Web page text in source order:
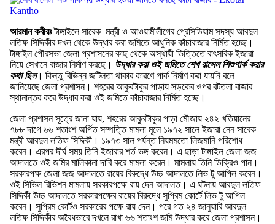
আরমান কবীরঃটাঙ্গাইলে সাবেক মন্ত্রী ও আওয়ামীলীগের প্রেসিডিয়াম সদস্য আবদুল
লতিফ সিদ্দিকীর দখল থেকে উদ্ধার করা জমিতে আধুনিক কাঁচাবাজার নির্মিত হচ্ছে।
টাঙ্গাইল পৌরসভা জেলা প্রশাসনের কাছ থেকে অস্থায়ী ভিত্তিতে বাৎসরিক ইজারা
নিয়ে সেখানে বাজার নির্মাণ করছে। উদ্ধার করা ওই জমিতে শেখ রাসেল শিশুপার্ক করার
কথা ছিল। কিন্তু বিভিন্ন জটিলতা থাকার কারণে পার্ক নির্মাণ করা যায়নি বলে
জানিয়েছে জেলা প্রশাসন। শহরের আকুরটাকুর পাড়ায় সড়কের ওপর বটতলা বাজার
স্থানান্তর করে উদ্ধার করা ওই জমিতে কাঁচাবাজার নির্মিত হচ্ছে।
জেলা প্রশাসন সূত্রে জানা যায়, শহরের আকুরটাকুর পাড়া মৌজায় ২৪২ খতিয়ানের
৭৮৮ দাগে ৬৬ শতাংশ অর্পিত সম্পত্তি মামলা মূলে ১৯৭২ সালে ইজারা নেন সাবেক
মন্ত্রী আবদুল লতিফ সিদ্দিকী। ১৯৭৩ সাল পর্যন্ত নিয়মমতো লিজমানি পরিশোধ
করেন। এরপর দীর্ঘ সময় তিনি ইজারার শর্ত ভঙ্গ করেন। এ ছাড়া টাঙ্গাইল জেলা জজ
আদালতে ওই জমির মালিকানা দাবি করে মামলা করেন। মামলায় তিনি ডিক্রিও পান।
সরকারপক্ষ জেলা জজ আদালতে রায়ের বিরুদ্ধে উচ্চ আদালতে লিভ টু আপিল করেন।
ওই সিভিল রিভিশন মামলায় সরকারপক্ষে রায় দেন আদালত। এ ঘটনায় আবদুল লতিফ
সিদ্দিকী উচ্চ আদালতে সরকারপক্ষের রায়ের বিরুদ্ধে সুপ্রিম কোর্টে লিভ টু আপিল
করেন। সুপ্রিম কোর্টও সরকারের পক্ষে রায় দেন। পরে গত ২৪ জানুয়ারি আবদুল
লতিফ সিদ্দিকীর অবৈধভাবে দখলে রাখা ৬৬ শতাংশ জমি উদ্ধার করে জেলা প্রশাসন।